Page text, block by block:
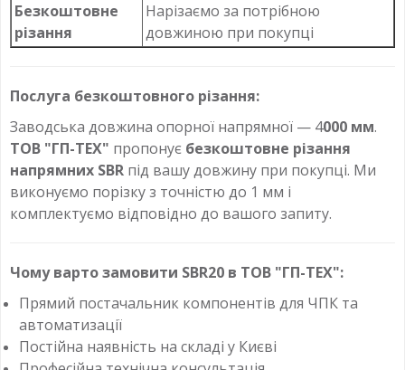
Безкоштовне
різання
Нарізаємо за потрібною
довжиною при покупці
Послуга безкоштовного різання:
Заводська довжина опорної напрямної — 4000 мм.
ТОВ "ГП-ТЕХ" пропонує безкоштовне різання
напрямних SBR під вашу довжину при покупці. Ми
виконуємо порізку з точністю до 1 мм і
комплектуємо відповідно до вашого запиту.
Чому варто замовити SBR20 в ТОВ "ГП-ТЕХ":
Прямий постачальник компонентів для ЧПК та
автоматизації
Постійна наявність на складі у Києві